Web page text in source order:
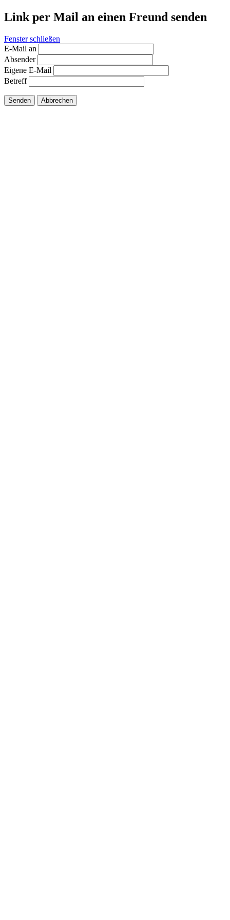
Link per Mail an einen Freund senden
Fenster schließen
E-Mail an
Absender
Eigene E-Mail
Betreff
Senden Abbrechen